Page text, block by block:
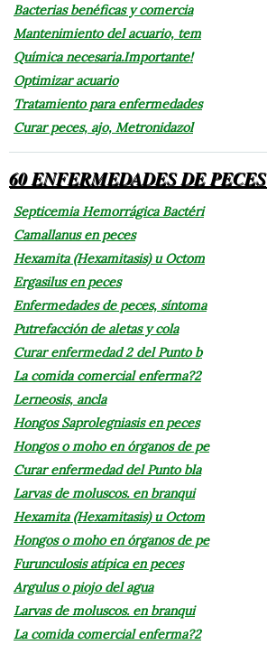
Bacterias benéficas y comercia
Mantenimiento del acuario, tem
Química necesaria.Importante!
Optimizar acuario
Tratamiento para enfermedades
Curar peces, ajo, Metronidazol
60 ENFERMEDADES DE PECES
Septicemia Hemorrágica Bactéri
Camallanus en peces
Hexamita (Hexamitasis) u Octom
Ergasilus en peces
Enfermedades de peces, síntoma
Putrefacción de aletas y cola
Curar enfermedad 2 del Punto b
La comida comercial enferma?2
Lerneosis, ancla
Hongos Saprolegniasis en peces
Hongos o moho en órganos de pe
Curar enfermedad del Punto bla
Larvas de moluscos. en branqui
Hexamita (Hexamitasis) u Octom
Hongos o moho en órganos de pe
Furunculosis atípica en peces
Argulus o piojo del agua
Larvas de moluscos. en branqui
La comida comercial enferma?2